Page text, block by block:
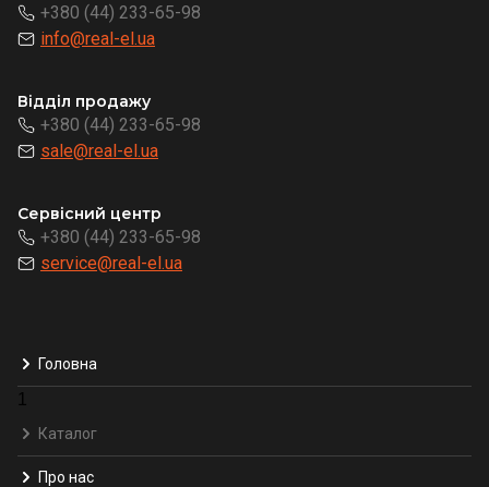
+380 (44) 233-65-98
info@real-el.ua
Відділ продажу
+380 (44) 233-65-98
sale@real-el.ua
Сервісний центр
+380 (44) 233-65-98
service@real-el.ua
Головна
1
Каталог
Про нас